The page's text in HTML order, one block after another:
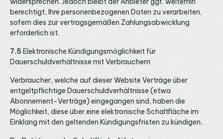
berechtigt, Ihre personenbezogenen Daten zu verarbeiten,
sofern dies zur vertragsgemäßen Zahlungsabwicklung
erforderlich ist.
7.5 Elektronische Kündigungsmöglichkeit für
Dauerschuldverhältnisse mit Verbrauchern
Verbraucher, welche auf dieser Website Verträge über
entgeltpflichtige Dauerschuldverhältnisse (etwa
Abonnement-Verträge) eingegangen sind, haben die
Möglichkeit, diese über eine elektronische Schaltfläche im
Einklang mit den geltenden Kündigungsfristen zu kündigen.